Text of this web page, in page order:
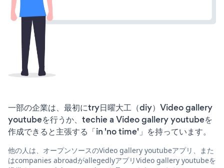
一部の企業は、最初にtry日曜大工（diy）Video gallery
youtubeを行うか、techie a Video gallery youtubeを
作成できると主張する「in 'no time'」を持っています。
他の人は、オープンソースのVideo gallery youtubeアプリ、また
はcompanies abroadがallegedlyアプリVideo gallery youtubeを